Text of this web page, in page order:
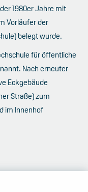
1980er Jahre mit
Vorläufer der
belegt wurde.
für öffentliche
Nach erneuter
Eckgebäude
Straße) zum
im Innenhof